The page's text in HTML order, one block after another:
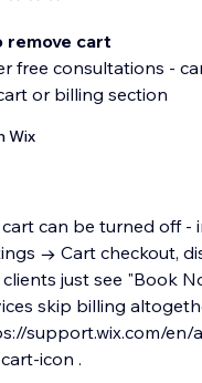
remove cart
free consultations -
or billing section
Wix
cart can be turned off -
→ Cart checkout,
just see "Book
skip billing
support.wix.com/en/
icon .